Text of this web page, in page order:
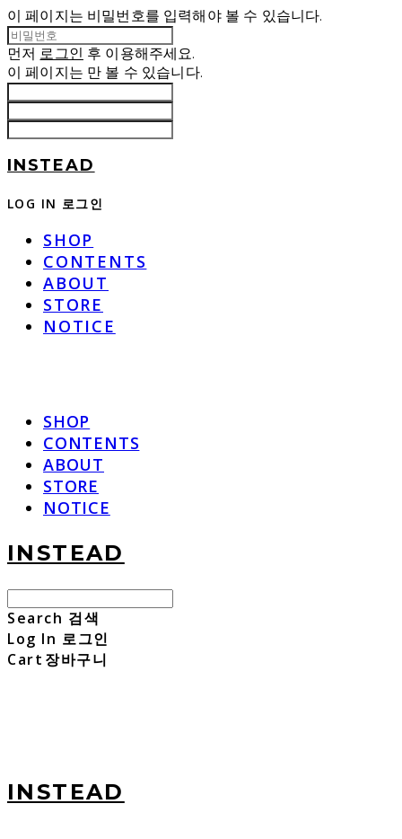
이 페이지는 비밀번호를 입력해야 볼 수 있습니다.
먼저 로그인 후 이용해주세요.
이 페이지는 만 볼 수 있습니다.
INSTEAD
LOG IN 로그인
SHOP
CONTENTS
ABOUT
STORE
NOTICE
SHOP
CONTENTS
ABOUT
STORE
NOTICE
INSTEAD
Search 검색
Log In 로그인
Cart 장바구니
INSTEAD